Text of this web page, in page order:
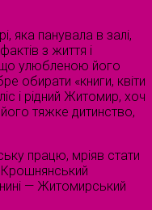
яка панувала в залі,
з життя і
що улюбленою його
обирати «книги, квіти
і рідний Житомир, хоч
тяжке дитинство,
працю, мріяв стати
— Житомирський